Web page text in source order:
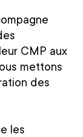
CMP aux
mettons
des
les